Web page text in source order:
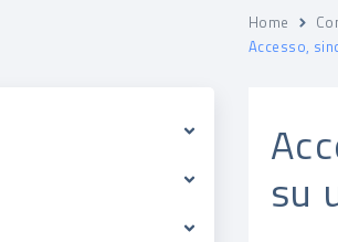
Home
Accesso,
su